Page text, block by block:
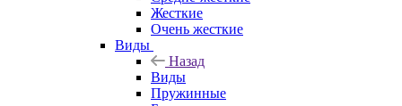
Жесткие
Очень жесткие
Виды
Назад
Виды
Пружинные